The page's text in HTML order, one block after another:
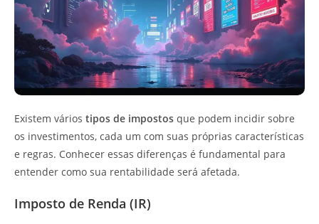
Existem vários tipos de impostos que podem incidir sobre
os investimentos, cada um com suas próprias características
e regras. Conhecer essas diferenças é fundamental para
entender como sua rentabilidade será afetada.
Imposto de Renda (IR)